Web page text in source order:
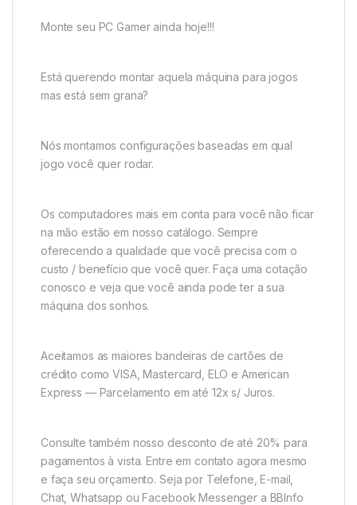
Monte seu PC Gamer ainda hoje!!!
Está querendo montar aquela máquina para jogos
mas está sem grana?
Nós montamos configurações baseadas em qual
jogo você quer rodar.
Os computadores mais em conta para você não ficar
na mão estão em nosso catálogo. Sempre
oferecendo a qualidade que você precisa com o
custo / benefício que você quer. Faça uma cotação
conosco e veja que você ainda pode ter a sua
máquina dos sonhos.
Aceitamos as maiores bandeiras de cartões de
crédito como VISA, Mastercard, ELO e American
Express — Parcelamento em até 12x s/ Juros.
Consulte também nosso desconto de até 20% para
pagamentos à vista. Entre em contato agora mesmo
e faça seu orçamento. Seja por Telefone, E-mail,
Chat, Whatsapp ou Facebook Messenger a BBInfo